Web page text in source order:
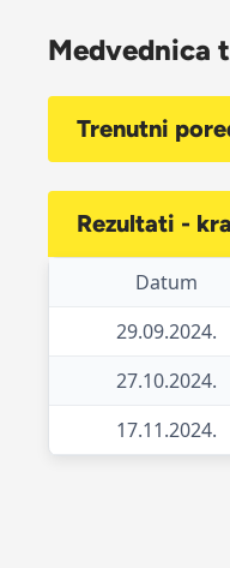
Medvednica
Trenutni
Rezultati -
Datum
29.09.2024.
27.10.2024.
17.11.2024.